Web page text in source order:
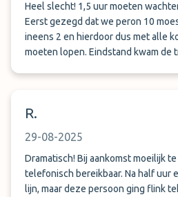
Heel slecht! 1,5 uur moeten
Eerst gezegd dat we peron 10
ineens 2 en hierdoor dus met alle
moeten lopen. Eindstand kwam de
R.
29-08-2025
Dramatisch! Bij aankomst moeilijk
telefonisch bereikbaar. Na half uur
lijn, maar deze persoon ging flink